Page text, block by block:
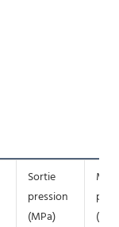
Sortie
pression
(MPa)
(kW)